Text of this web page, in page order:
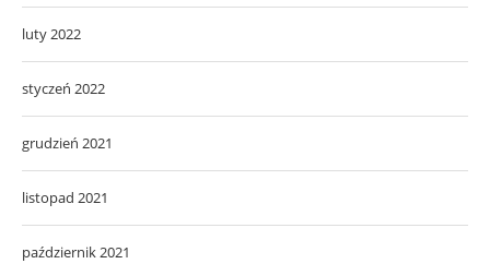
luty 2022
styczeń 2022
grudzień 2021
listopad 2021
październik 2021